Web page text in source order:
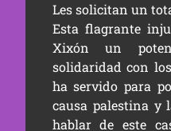
Les solicitan un
Esta flagrante
Xixón un
solidaridad con
ha servido para
causa palestina y
hablar de este